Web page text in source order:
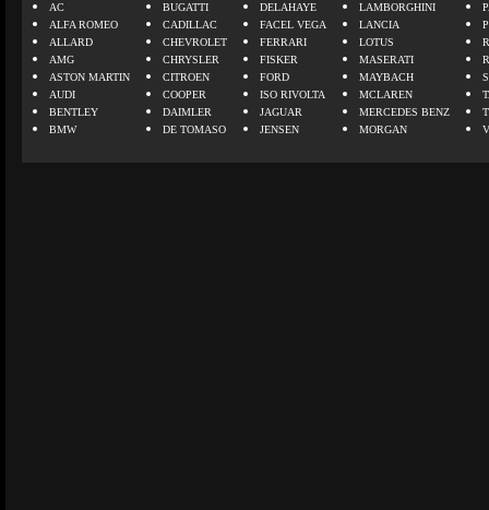
AC
ALFA ROMEO
ALLARD
AMG
ASTON MARTIN
AUDI
BENTLEY
BMW
BUGATTI
CADILLAC
CHEVROLET
CHRYSLER
CITROEN
COOPER
DAIMLER
DE TOMASO
DELAHAYE
FACEL VEGA
FERRARI
FISKER
FORD
ISO RIVOLTA
JAGUAR
JENSEN
LAMBORGHINI
LANCIA
LOTUS
MASERATI
MAYBACH
MCLAREN
MERCEDES BENZ
MORGAN